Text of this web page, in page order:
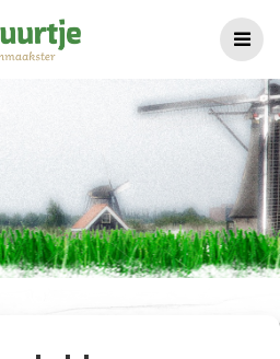
naar
de